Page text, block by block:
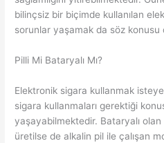
bilinçsiz bir biçimde kullanılan
sorunlar yaşamak da söz konusu
Pilli Mi Bataryalı Mı?
Elektronik sigara kullanmak
sigara kullanmaları gerektiği
yaşayabilmektedir. Bataryalı
üretilse de alkalin pil ile çalışan